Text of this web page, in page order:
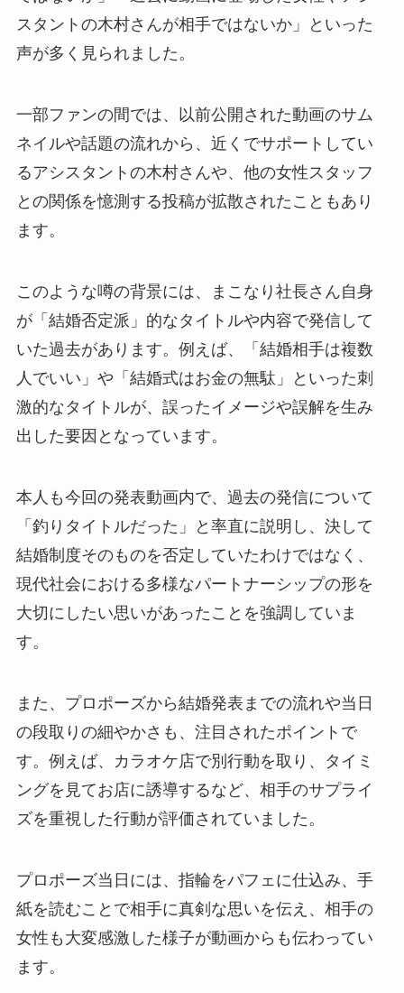
スタントの木村さんが相手ではないか」といった
声が多く見られました。
一部ファンの間では、以前公開された動画のサム
ネイルや話題の流れから、近くでサポートしてい
るアシスタントの木村さんや、他の女性スタッフ
との関係を憶測する投稿が拡散されたこともあり
ます。
このような噂の背景には、まこなり社長さん自身
が「結婚否定派」的なタイトルや内容で発信して
いた過去があります。例えば、「結婚相手は複数
人でいい」や「結婚式はお金の無駄」といった刺
激的なタイトルが、誤ったイメージや誤解を生み
出した要因となっています。
本人も今回の発表動画内で、過去の発信について
「釣りタイトルだった」と率直に説明し、決して
結婚制度そのものを否定していたわけではなく、
現代社会における多様なパートナーシップの形を
大切にしたい思いがあったことを強調していま
す。
また、プロポーズから結婚発表までの流れや当日
の段取りの細やかさも、注目されたポイントで
す。例えば、カラオケ店で別行動を取り、タイミ
ングを見てお店に誘導するなど、相手のサプライ
ズを重視した行動が評価されていました。
プロポーズ当日には、指輪をパフェに仕込み、手
紙を読むことで相手に真剣な思いを伝え、相手の
女性も大変感激した様子が動画からも伝わってい
ます。